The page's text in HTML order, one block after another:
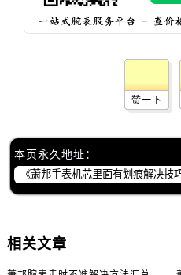
赞一下
本页永久地址：
相关文章